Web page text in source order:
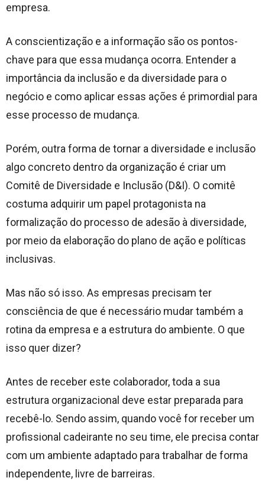
empresa.
A conscientização e a informação são os pontos-
chave para que essa mudança ocorra. Entender a
importância da inclusão e da diversidade para o
negócio e como aplicar essas ações é primordial para
esse processo de mudança.
Porém, outra forma de tornar a diversidade e inclusão
algo concreto dentro da organização é criar um
Comitê de Diversidade e Inclusão (D&I). O comitê
costuma adquirir um papel protagonista na
formalização do processo de adesão à diversidade,
por meio da elaboração do plano de ação e políticas
inclusivas.
Mas não só isso. As empresas precisam ter
consciência de que é necessário mudar também a
rotina da empresa e a estrutura do ambiente. O que
isso quer dizer?
Antes de receber este colaborador, toda a sua
estrutura organizacional deve estar preparada para
recebê-lo. Sendo assim, quando você for receber um
profissional cadeirante no seu time, ele precisa contar
com um ambiente adaptado para trabalhar de forma
independente, livre de barreiras.